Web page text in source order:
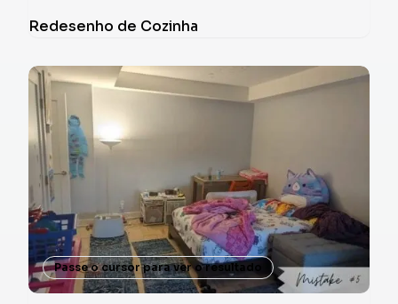
Redesenho de Cozinha
Passe o cursor para ver o resultado